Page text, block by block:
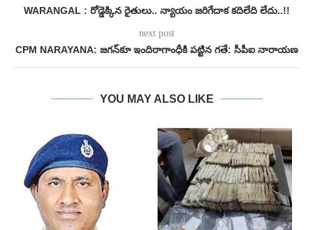
WARANGAL : రోడ్డెక్కిన రైతులు.. న్యాయం జరిగేదాక కదిలేది లేదు..!!
next post
CPM NARAYANA: జగన్‌కూ ఇందిరాగాంధీకి పట్టిన గతే: సీపీఐ నారాయణ
YOU MAY ALSO LIKE